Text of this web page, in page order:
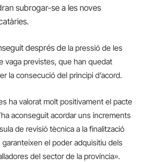
subrogar-se a les noves
després de la pressió de les
vaga previstes, que han quedat
la consecució del principi d’acord.
ha valorat molt positivament el pacte
aconseguit acordar uns increments
de revisió tècnica a la finalització
el poder adquisitiu dels
del sector de la província».